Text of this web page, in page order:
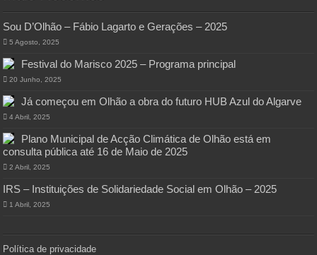
Sou D’Olhão – Fábio Lagarto e Gerações – 2025
5 Agosto, 2025
Festival do Marisco 2025 – Programa principal
20 Junho, 2025
Já começou em Olhão a obra do futuro HUB Azul do Algarve
4 Abril, 2025
Plano Municipal de Acção Climática de Olhão está em
consulta pública até 16 de Maio de 2025
2 Abril, 2025
IRS – Instituições de Solidariedade Social em Olhão – 2025
1 Abril, 2025
Política de privacidade